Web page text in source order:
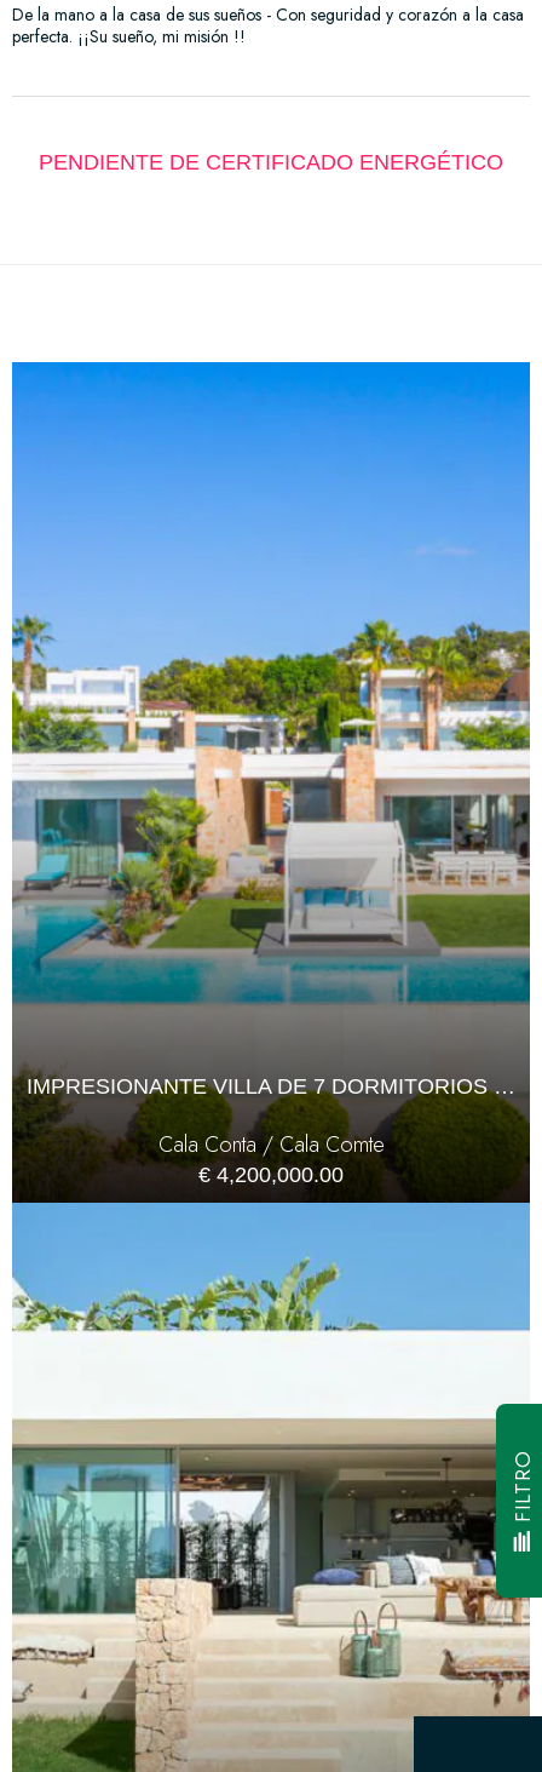
De la mano a la casa de sus sueños - Con seguridad y corazón a la casa
perfecta. ¡¡Su sueño, mi misión !!
PENDIENTE DE CERTIFICADO ENERGÉTICO
IMPRESIONANTE VILLA DE 7 DORMITORIOS CON VISTAS AL MAR
Cala Conta / Cala Comte
€ 4,200,000.00
FILTRO